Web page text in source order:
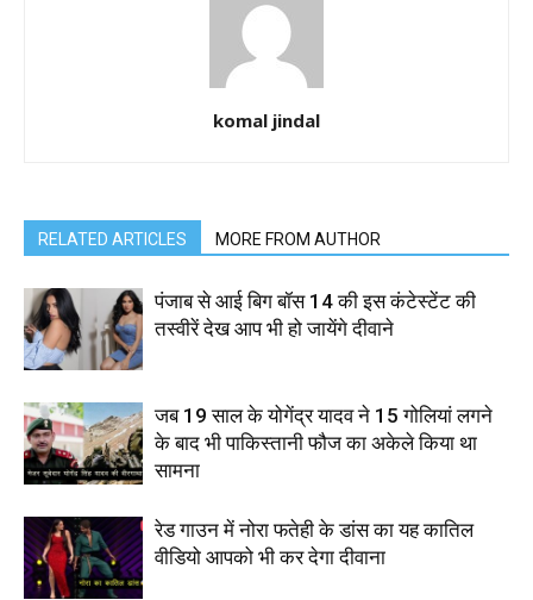
komal jindal
RELATED ARTICLES MORE FROM AUTHOR
पंजाब से आई बिग बॉस 14 की इस कंटेस्टेंट की
तस्वीरें देख आप भी हो जायेंगे दीवाने
जब 19 साल के योगेंद्र यादव ने 15 गोलियां लगने
के बाद भी पाकिस्तानी फौज का अकेले किया था
सामना
रेड गाउन में नोरा फतेही के डांस का यह कातिल
वीडियो आपको भी कर देगा दीवाना